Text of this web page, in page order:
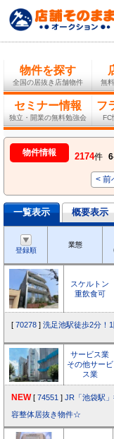
物件を探す
全国の居抜き店舗物件 無
セミナー情報
独立・開業の無料勉強会
フ
FC
物件情報 2174件
< 前
一覧表示 概要表示
登録順
業態
スケルトン
重飲食可
[ 70278 ] 洗足池駅徒歩2分！
サービス業
その他サービ
ス業
NEW [ 74551 ] JR「池袋駅
容整体居抜き物件☆